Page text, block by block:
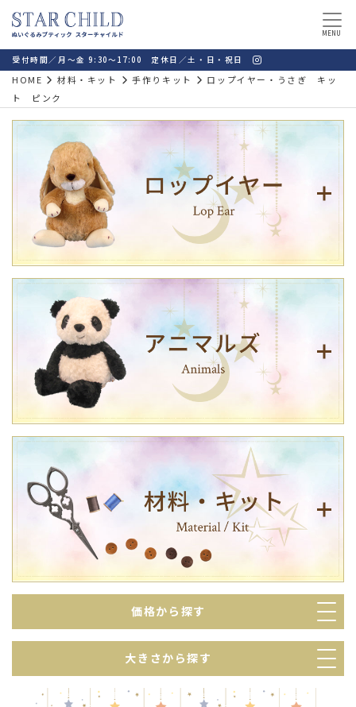
MENU
受付時間／月～金 9:30～17:00 定休日／土・日・祝日
HOME 材料・キット 手作りキット
ロップイヤー・うさぎ キッ
ト ピンク
価格から探す
大きさから探す